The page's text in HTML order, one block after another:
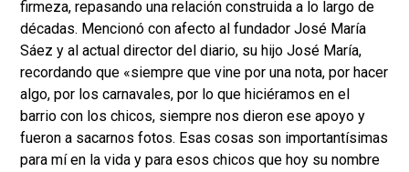
firmeza, repasando una relación construida a lo largo de
décadas. Mencionó con afecto al fundador José María
Sáez y al actual director del diario, su hijo José María,
recordando que «siempre que vine por una nota, por hacer
algo, por los carnavales, por lo que hiciéramos en el
barrio con los chicos, siempre nos dieron ese apoyo y
fueron a sacarnos fotos. Esas cosas son importantísimas
para mí en la vida y para esos chicos que hoy su nombre